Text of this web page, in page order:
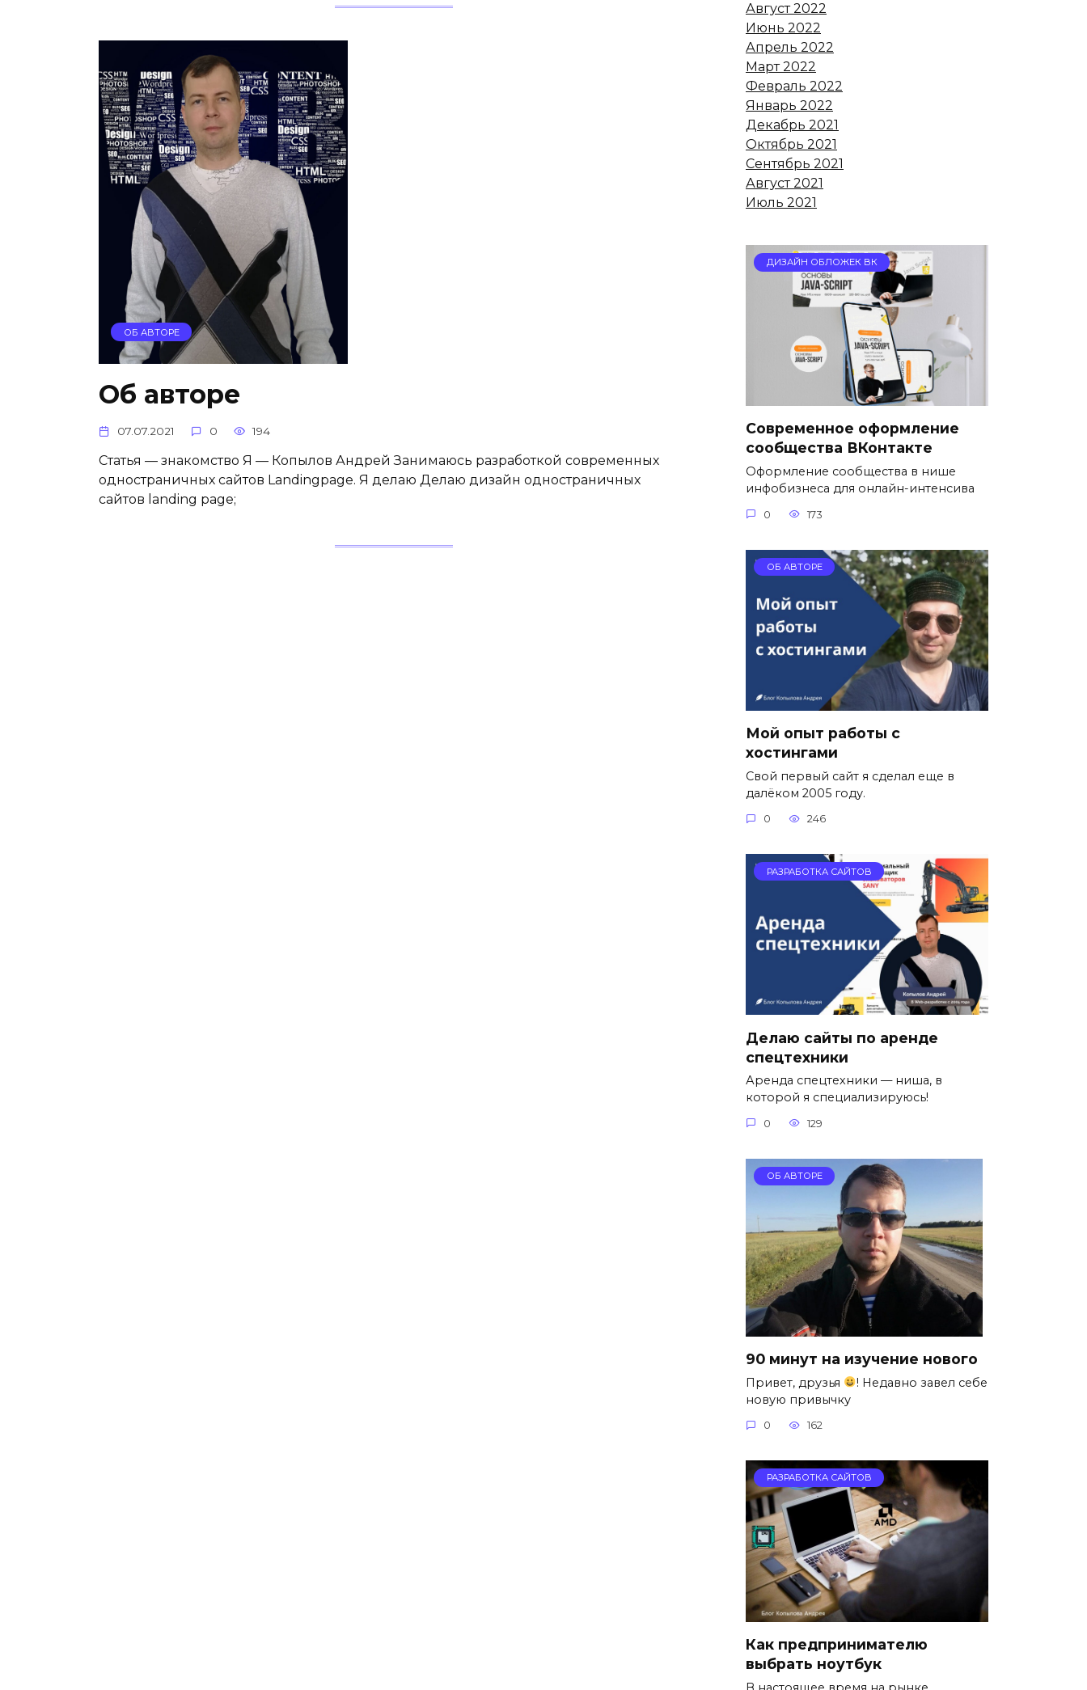
ОБ АВТОРЕ
Об авторе
07.07.2021 0 194
Cтатья — знакомство Я — Копылов Андрей Занимаюсь разработкой современных
одностраничных сайтов Landingpage. Я делаю Делаю дизайн одностраничных
сайтов landing page;
Август 2022
Июнь 2022
Апрель 2022
Март 2022
Февраль 2022
Январь 2022
Декабрь 2021
Октябрь 2021
Сентябрь 2021
Август 2021
Июль 2021
ДИЗАЙН ОБЛОЖЕК ВК
Cовременное оформление
сообщества ВКонтакте
Оформление сообщества в нише
инфобизнеса для онлайн-интенсива
0 173
ОБ АВТОРЕ
Мой опыт работы с
хостингами
Свой первый сайт я сделал еще в
далёком 2005 году.
0 246
РАЗРАБОТКА САЙТОВ
Делаю сайты по аренде
спецтехники
Аренда спецтехники — ниша, в
которой я специализируюсь!
0 129
ОБ АВТОРЕ
90 минут на изучение нового
Привет, друзья
! Недавно завел себе
новую привычку
0 162
РАЗРАБОТКА САЙТОВ
Как предпринимателю
выбрать ноутбук